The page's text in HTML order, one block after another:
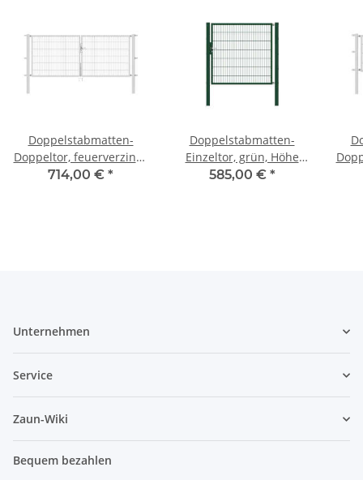
Doppelstabmatten-
Doppeltor, feuerverzinkt,
Höhe 120cm x Breite
714,00 € *
Doppelstabmatten-
Einzeltor, grün, Höhe
140cm x Breite 150cm
585,00 € *
Unternehmen
Service
Zaun-Wiki
Bequem bezahlen